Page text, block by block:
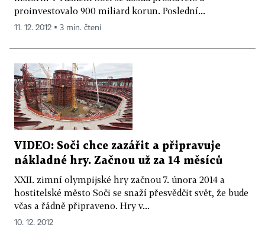
proinvestovalo 900 miliard korun. Poslední...
11. 12. 2012 ▪ 3 min. čtení
VIDEO: Soči chce zazářit a připravuje
nákladné hry. Začnou už za 14 měsíců
XXII. zimní olympijské hry začnou 7. února 2014 a
hostitelské město Soči se snaží přesvědčit svět, že bude
včas a řádně připraveno. Hry v...
10. 12. 2012